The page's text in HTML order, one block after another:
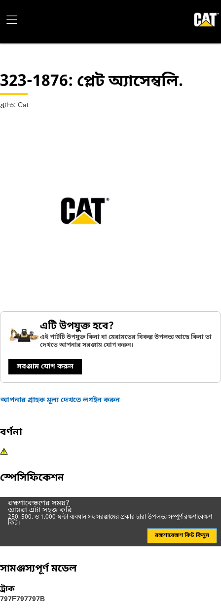
323-1876: প্লেট অ্যাসেম্বলি.
ব্র্যান্ড: Cat
এটি উপযুক্ত হবে?
এই পার্টটি উপযুক্ত কিনা বা মেরামতের বিকল্প উপলভ্য আছে কিনা তা
দেখতে আপনার সরঞ্জাম যোগ করুন।
সরঞ্জাম যোগ করুন
আপনার গ্রাহক মূল্য দেখতে লগইন করুন
বর্ণনা
স্পেসিফিকেশন
রক্ষণাবেক্ষণের সময়?
আমরা এটা সহজ করি
250, 500, ও 1,000-ঘন্টা ব্যবধান সহ সরঞ্জামের প্রকার দ্বারা উপলভ্য সম্পূর্ণ রক্ষণাবেক্ষণ
কিট।
রক্ষণাবেক্ষণ কিট কিনুন
সামঞ্জস্যপূর্ণ মডেল
ট্রাক
797F797797B